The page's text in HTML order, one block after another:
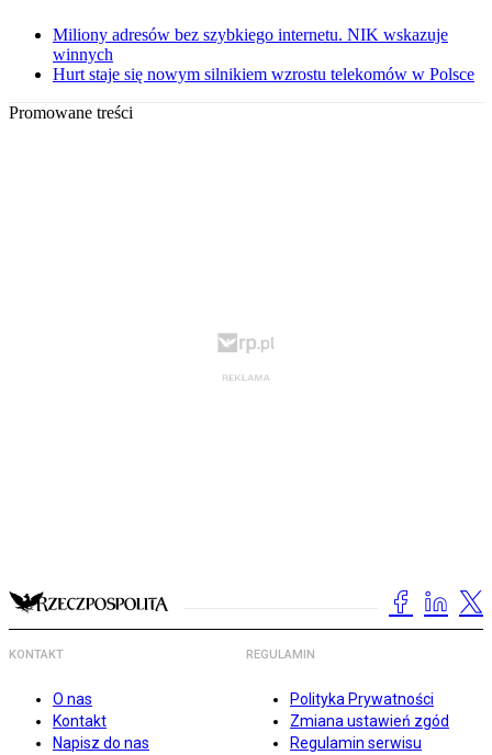
Miliony adresów bez szybkiego internetu. NIK wskazuje
winnych
Hurt staje się nowym silnikiem wzrostu telekomów w Polsce
Promowane treści
KONTAKT
O nas
Kontakt
Napisz do nas
REGULAMIN
Polityka Prywatności
Zmiana ustawień zgód
Regulamin serwisu